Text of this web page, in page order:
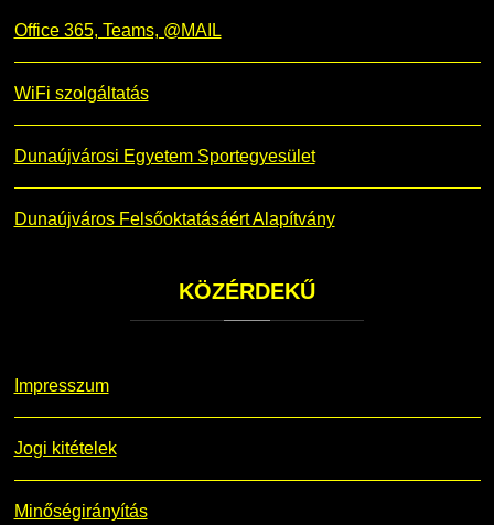
Office 365, Teams, @MAIL
WiFi szolgáltatás
Dunaújvárosi Egyetem Sportegyesület
Dunaújváros Felsőoktatásáért Alapítvány
KÖZÉRDEKŰ
Impresszum
Jogi kitételek
Minőségirányítás